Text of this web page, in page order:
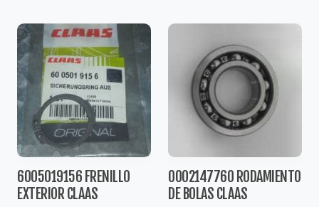
6005019156 FRENILLO
EXTERIOR CLAAS
0002147760 RODAMIENTO
DE BOLAS CLAAS